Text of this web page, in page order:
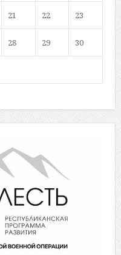
21 22 23
28 29 30